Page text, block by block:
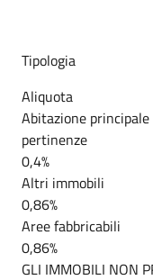
Tipologia
Aliquota
Abitazione
pertinenze
0,4%
Altri immobili
0,86%
Aree fabbricabili
0,86%
GLI IMMOBILI NON